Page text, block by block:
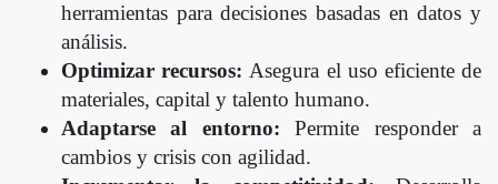
herramientas para decisiones basadas en datos y
análisis.
Optimizar recursos:Asegura el uso eficiente de
materiales, capital y talento humano.
Adaptarse al entorno: Permite responder a
cambios y crisis con agilidad.